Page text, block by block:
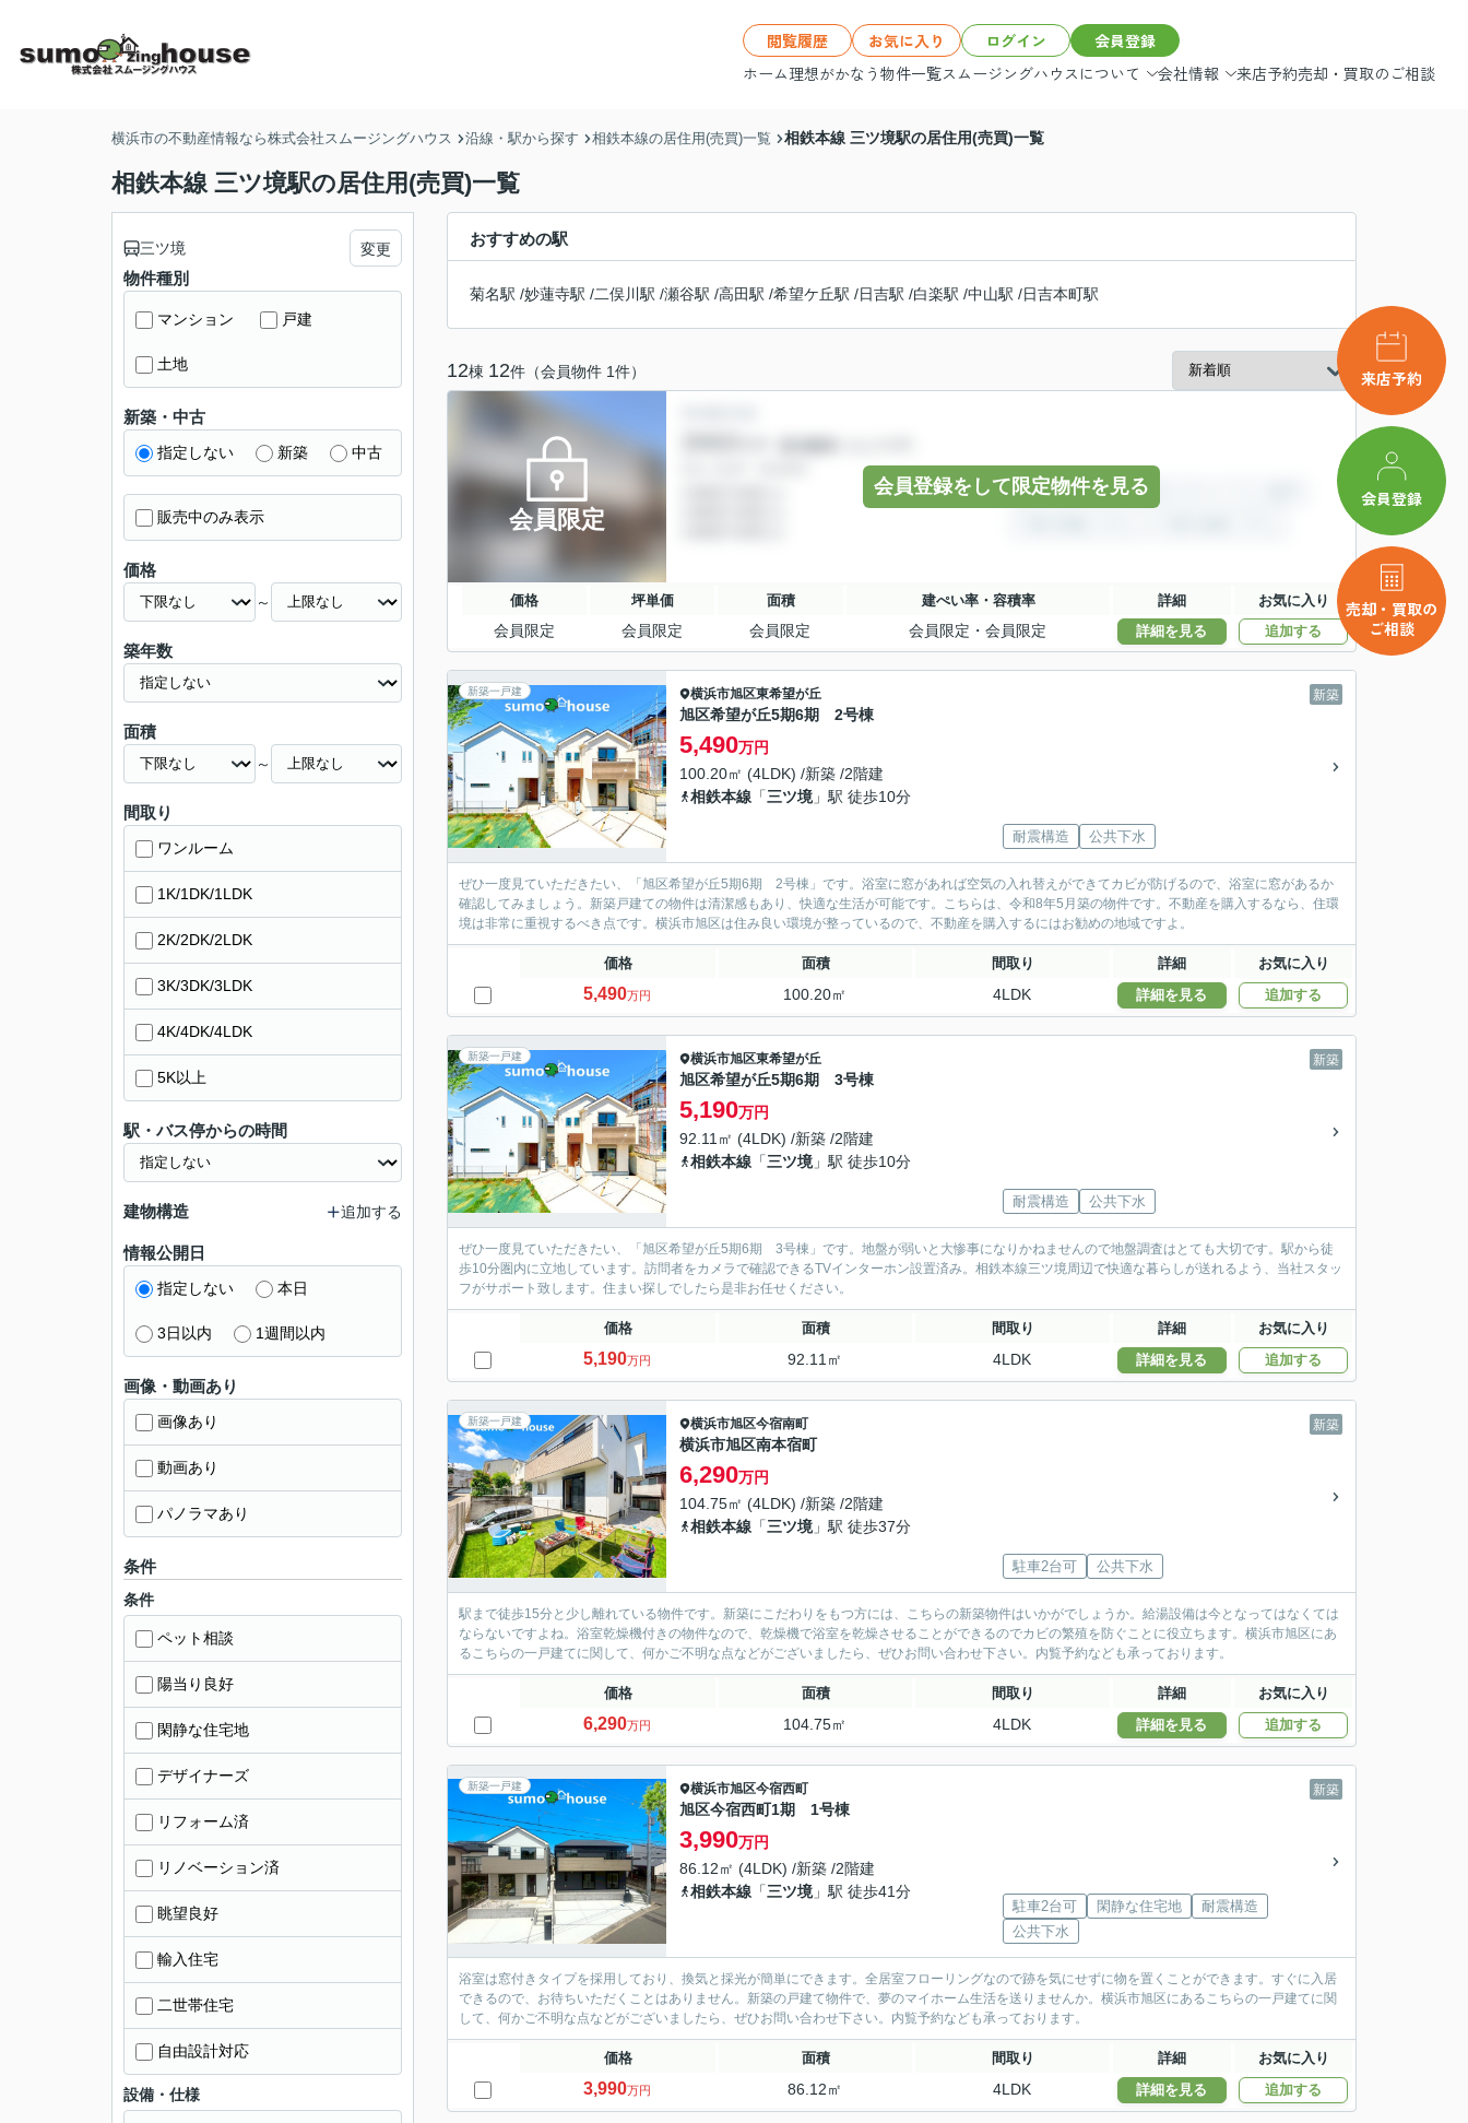
閲覧履歴 お気に入り ログイン
会員登録
ホーム理想がかなう物件一覧スムージングハウスについて
フリープラン
会社情報 来店予約売却・買取のご相談
来店予約
会員登録
売却・買取の
ご相談
横浜市の不動産情報なら株式会社スムージングハウス 沿線・駅から探す 相鉄本線の居住用(売買)一覧 相鉄本線 三ツ境駅の居住用(売買)一覧
相鉄本線 三ツ境駅の居住用(売買)一覧
おすすめの駅
菊名駅 /妙蓮寺駅 /二俣川駅 /瀬谷駅 /高田駅 /希望ケ丘駅 /日吉駅 /白楽駅 /中山駅 /日吉本町駅
12棟 12件（会員物件 1件）
会員限定
会員登録をして限定物件を見る
価格 坪単価 面積 建ぺい率・容積率 詳細 お気に入り
会員限定 会員限定 会員限定 会員限定 ・ 会員限定 詳細を見る 追加する
新築一戸建 新築
横浜市旭区東希望が丘
旭区希望が丘5期6期 2号棟
5,490万円
100.20㎡ (4LDK) /新築 /2階建
相鉄本線 「三ツ境」駅 徒歩10分
耐震構造 公共下水
ぜひ一度見ていただきたい、「旭区希望が丘5期6期 2号棟」です。浴室に窓があれば空気の入れ替えができてカビが防げるので、浴室に窓があるか
確認してみましょう。新築戸建ての物件は清潔感もあり、快適な生活が可能です。こちらは、令和8年5月築の物件です。不動産を購入するなら、住環
境は非常に重視するべき点です。横浜市旭区は住み良い環境が整っているので、不動産を購入するにはお勧めの地域ですよ。
価格 面積 間取り 詳細 お気に入り
5,490万円 100.20㎡ 4LDK 詳細を見る 追加する
新築一戸建 新築
横浜市旭区東希望が丘
旭区希望が丘5期6期 3号棟
5,190万円
92.11㎡ (4LDK) /新築 /2階建
相鉄本線 「三ツ境」駅 徒歩10分
耐震構造 公共下水
ぜひ一度見ていただきたい、「旭区希望が丘5期6期 3号棟」です。地盤が弱いと大惨事になりかねませんので地盤調査はとても大切です。駅から徒
歩10分圏内に立地しています。訪問者をカメラで確認できるTVインターホン設置済み。相鉄本線三ツ境周辺で快適な暮らしが送れるよう、当社スタッ
フがサポート致します。住まい探しでしたら是非お任せください。
価格 面積 間取り 詳細 お気に入り
5,190万円 92.11㎡ 4LDK 詳細を見る 追加する
新築一戸建 新築
横浜市旭区今宿南町
横浜市旭区南本宿町
6,290万円
104.75㎡ (4LDK) /新築 /2階建
相鉄本線 「三ツ境」駅 徒歩37分
駐車2台可 公共下水
駅まで徒歩15分と少し離れている物件です。新築にこだわりをもつ方には、こちらの新築物件はいかがでしょうか。給湯設備は今となってはなくては
ならないですよね。浴室乾燥機付きの物件なので、乾燥機で浴室を乾燥させることができるのでカビの繁殖を防ぐことに役立ちます。横浜市旭区にあ
るこちらの一戸建てに関して、何かご不明な点などがございましたら、ぜひお問い合わせ下さい。内覧予約なども承っております。
価格 面積 間取り 詳細 お気に入り
6,290万円 104.75㎡ 4LDK 詳細を見る 追加する
新築一戸建 新築
横浜市旭区今宿西町
旭区今宿西町1期 1号棟
3,990万円
86.12㎡ (4LDK) /新築 /2階建
相鉄本線 「三ツ境」駅 徒歩41分
駐車2台可 閑静な住宅地
耐震構造
公共下水
浴室は窓付きタイプを採用しており、換気と採光が簡単にできます。全居室フローリングなので跡を気にせずに物を置くことができます。すぐに入居
できるので、お待ちいただくことはありません。新築の戸建て物件で、夢のマイホーム生活を送りませんか。横浜市旭区にあるこちらの一戸建てに関
して、何かご不明な点などがございましたら、ぜひお問い合わせ下さい。内覧予約なども承っております。
価格 面積 間取り 詳細 お気に入り
3,990万円 86.12㎡ 4LDK 詳細を見る 追加する
三ツ境 変更
物件種別
マンション 戸建
土地
新築・中古
指定しない 新築 中古
販売中のみ表示
価格
～
築年数
面積
～
間取り
ワンルーム
1K/1DK/1LDK
2K/2DK/2LDK
3K/3DK/3LDK
4K/4DK/4LDK
5K以上
駅・バス停からの時間
建物構造 追加する
情報公開日
指定しない 本日
3日以内 1週間以内
画像・動画あり
画像あり
動画あり
パノラマあり
条件
条件
ペット相談
陽当り良好
閑静な住宅地
デザイナーズ
リフォーム済
リノベーション済
眺望良好
輸入住宅
二世帯住宅
自由設計対応
設備・仕様